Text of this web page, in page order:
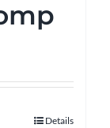
Details